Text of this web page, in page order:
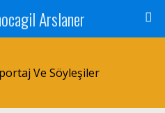
Arslaner
Ve Söyleşiler